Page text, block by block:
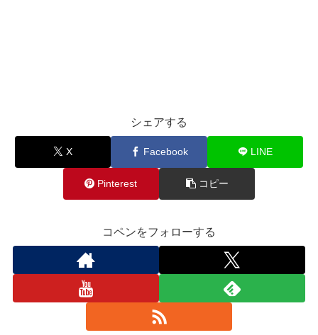
シェアする
X Facebook LINE
Pinterest コピー
コペンをフォローする